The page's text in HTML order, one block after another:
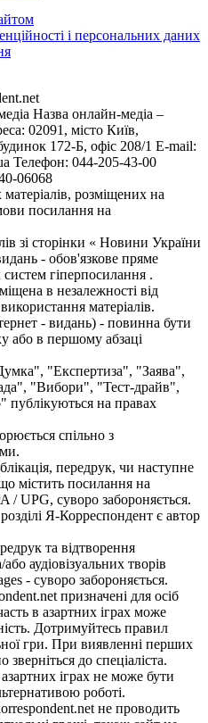
і персональних даних
Назва онлайн-медіа –
02091, місто Київ,
172-Б, офіс 208/1 E-mail:
Телефон: 044-205-43-00
06068
розміщених на
посилання на
зі сторінки « Новини України
- обов'язкове пряме
гіперпосилання .
в незалежності від
матеріалів.
- видань) - повинна бути
або в першому абзаці
"Експертиза", "Заява",
"Вибори", "Тест-драйв",
на правах
спільно з
передрук, чи наступне
містить посилання на
/ UPG, суворо забороняється.
Я-Корреспондент є автор
та відтворення
аудіовізуальних творів
- суворо забороняється.
призначені для осіб
в азартних іграх може
Дотримуйтесь правил
гри. При виявленні перших
зверніться до спеціаліста.
іграх не може бути
роботі.
не проводить